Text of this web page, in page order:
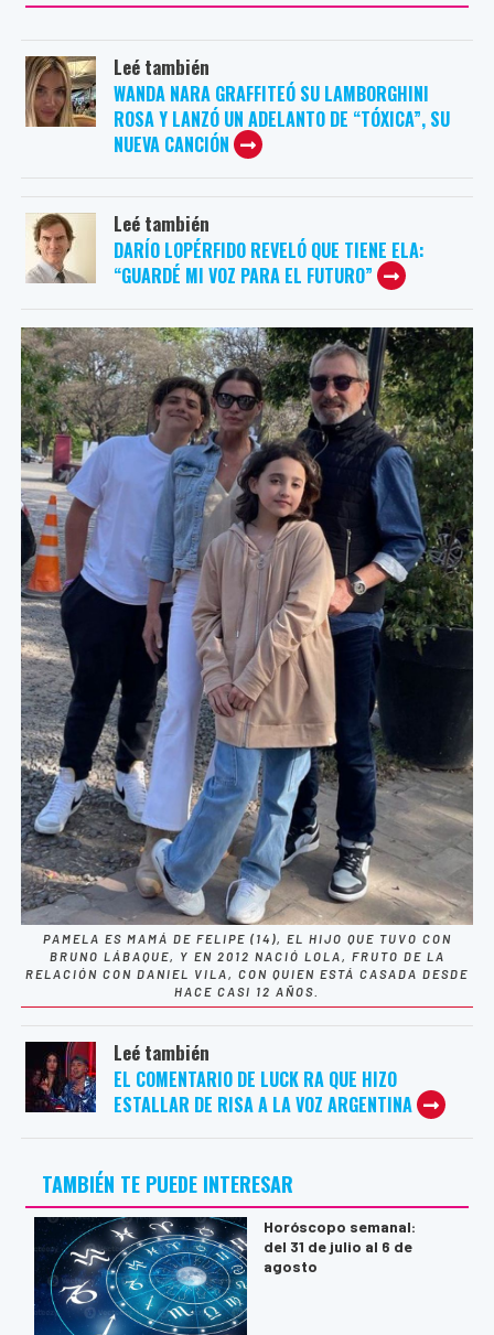
Leé también
WANDA NARA GRAFFITEÓ SU LAMBORGHINI
ROSA Y LANZÓ UN ADELANTO DE “TÓXICA”, SU
NUEVA CANCIÓN
Leé también
DARÍO LOPÉRFIDO REVELÓ QUE TIENE ELA:
“GUARDÉ MI VOZ PARA EL FUTURO”
PAMELA ES MAMÁ DE FELIPE (14), EL HIJO QUE TUVO CON
BRUNO LÁBAQUE, Y EN 2012 NACIÓ LOLA, FRUTO DE LA
RELACIÓN CON DANIEL VILA, CON QUIEN ESTÁ CASADA DESDE
HACE CASI 12 AÑOS.
Leé también
EL COMENTARIO DE LUCK RA QUE HIZO
ESTALLAR DE RISA A LA VOZ ARGENTINA
TAMBIÉN TE PUEDE INTERESAR
Horóscopo semanal:
del 31 de julio al 6 de
agosto